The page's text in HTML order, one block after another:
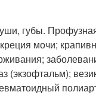
губы.
мочи;
(экзофтальм);